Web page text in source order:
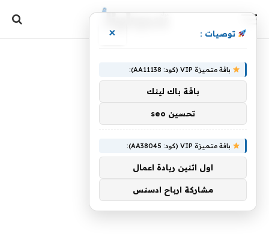
توصيات : ×
باقة متميزة VIP (كود: AA11138):
باقة باك لينك
تحسين seo
باقة متميزة VIP (كود: AA38045):
اول اثنين ريادة اعمال
مشاركة ارباح ادسنس